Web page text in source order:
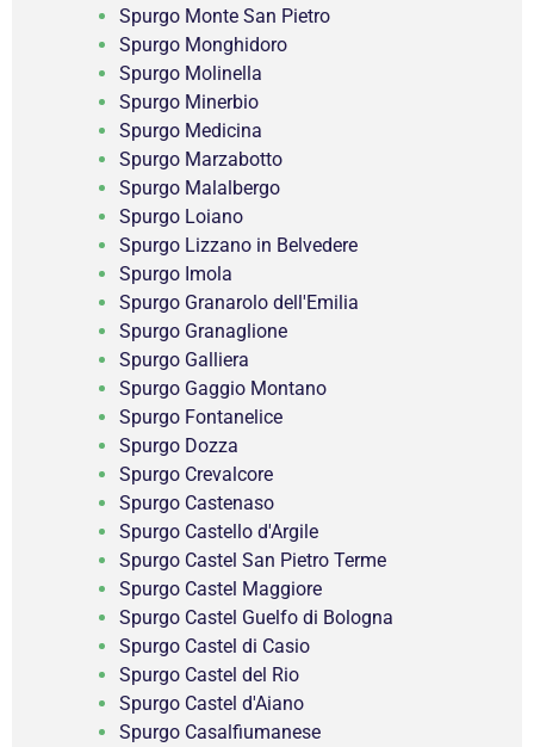
Spurgo Monte San Pietro
Spurgo Monghidoro
Spurgo Molinella
Spurgo Minerbio
Spurgo Medicina
Spurgo Marzabotto
Spurgo Malalbergo
Spurgo Loiano
Spurgo Lizzano in Belvedere
Spurgo Imola
Spurgo Granarolo dell'Emilia
Spurgo Granaglione
Spurgo Galliera
Spurgo Gaggio Montano
Spurgo Fontanelice
Spurgo Dozza
Spurgo Crevalcore
Spurgo Castenaso
Spurgo Castello d'Argile
Spurgo Castel San Pietro Terme
Spurgo Castel Maggiore
Spurgo Castel Guelfo di Bologna
Spurgo Castel di Casio
Spurgo Castel del Rio
Spurgo Castel d'Aiano
Spurgo Casalfiumanese